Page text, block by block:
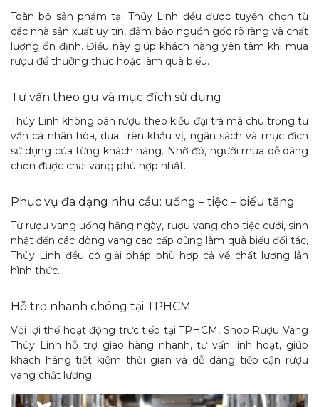
Toàn bộ sản phẩm tại Thủy Linh đều được tuyển chọn từ
các nhà sản xuất uy tín, đảm bảo nguồn gốc rõ ràng và chất
lượng ổn định. Điều này giúp khách hàng yên tâm khi mua
rượu để thưởng thức hoặc làm quà biếu.
Tư vấn theo gu và mục đích sử dụng
Thủy Linh không bán rượu theo kiểu đại trà mà chú trọng tư
vấn cá nhân hóa, dựa trên khẩu vị, ngân sách và mục đích
sử dụng của từng khách hàng. Nhờ đó, người mua dễ dàng
chọn được chai vang phù hợp nhất.
Phục vụ đa dạng nhu cầu: uống – tiệc – biếu tặng
Từ rượu vang uống hằng ngày, rượu vang cho tiệc cưới, sinh
nhật đến các dòng vang cao cấp dùng làm quà biếu đối tác,
Thủy Linh đều có giải pháp phù hợp cả về chất lượng lẫn
hình thức.
Hỗ trợ nhanh chóng tại TPHCM
Với lợi thế hoạt động trực tiếp tại TPHCM, Shop Rượu Vang
Thủy Linh hỗ trợ giao hàng nhanh, tư vấn linh hoạt, giúp
khách hàng tiết kiệm thời gian và dễ dàng tiếp cận rượu
vang chất lượng.